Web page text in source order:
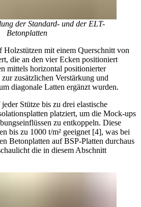
der Standard- und der ELT-
Betonplatten
mit einem Querschnitt von
die an den vier Ecken positioniert
mittels horizontal positionierter
zusätzlichen Verstärkung und
diagonale Latten ergänzt wurden.
Stütze bis zu drei elastische
platziert, um die Mock-ups
zu entkoppeln. Diese
bis zu 1000 t/m² geeignet [4], was bei
Betonplatten auf BSP-Platten durchaus
die in diesem Abschnitt